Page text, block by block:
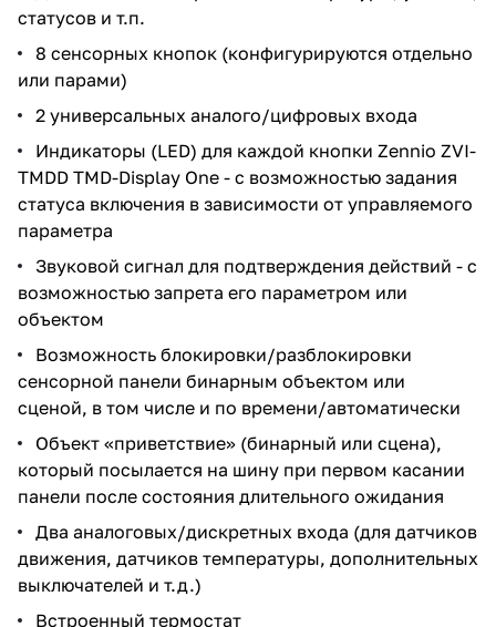
статусов и т.п.
8 сенсорных кнопок (конфигурируются отдельно
или парами)
2 универсальных аналого/цифровых входа
Индикаторы (LED) для каждой кнопки Zennio ZVI-
TMDD TMD-Display One - с возможностью задания
статуса включения в зависимости от управляемого
параметра
Звуковой сигнал для подтверждения действий - с
возможностью запрета его параметром или
объектом
Возможность блокировки/разблокировки
сенсорной панели бинарным объектом или
сценой, в том числе и по времени/автоматически
Объект «приветствие» (бинарный или сцена),
который посылается на шину при первом касании
панели после состояния длительного ожидания
Два аналоговых/дискретных входа (для датчиков
движения, датчиков температуры, дополнительных
выключателей и т.д.)
Встроенный термостат